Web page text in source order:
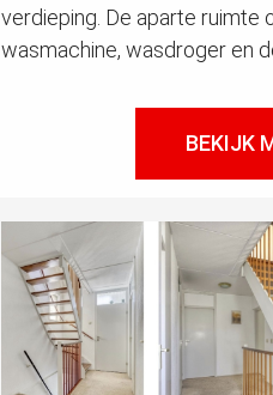
verdieping. De aparte ruimte
wasmachine, wasdroger en
BEKIJK